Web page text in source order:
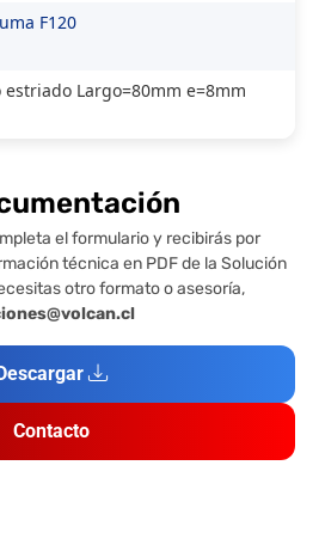
F120
Largo=80mm e=8mm
el formulario y recibirás por
técnica en PDF de la Solución
otro formato o asesoría,
Contacto